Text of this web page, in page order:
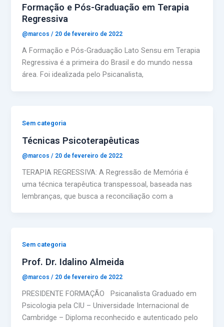
Formação e Pós-Graduação em Terapia
Regressiva
@marcos/ 20 de fevereiro de 2022
A Formação e Pós-Graduação Lato Sensu em Terapia
Regressiva é a primeira do Brasil e do mundo nessa
área. Foi idealizada pelo Psicanalista,
Sem categoria
Técnicas Psicoterapêuticas
@marcos/ 20 de fevereiro de 2022
TERAPIA REGRESSIVA: A Regressão de Memória é
uma técnica terapêutica transpessoal, baseada nas
lembranças, que busca a reconciliação com a
Sem categoria
Prof. Dr. Idalino Almeida
@marcos/ 20 de fevereiro de 2022
PRESIDENTE FORMAÇÃO Psicanalista Graduado em
Psicologia pela CIU – Universidade Internacional de
Cambridge – Diploma reconhecido e autenticado pelo